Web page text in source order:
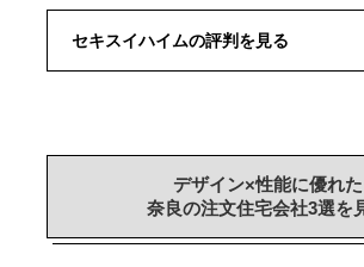
セキスイハイムの評判を見る
デザイン×性能に優れた
奈良の注文住宅会社3選を